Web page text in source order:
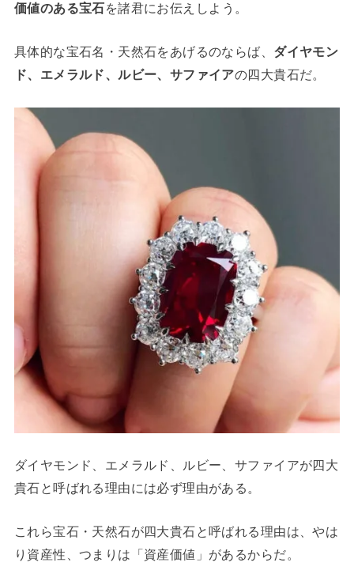
価値のある宝石を諸君にお伝えしよう。
具体的な宝石名・天然石をあげるのならば、 ダイヤモン
ド、エメラルド、ルビー、サファイアの四大貴石だ。
ダイヤモンド、エメラルド、ルビー、サファイアが四大
貴石と呼ばれる理由には必ず理由がある。
これら宝石・天然石が四大貴石と呼ばれる理由は、やは
り資産性、つまりは「資産価値」があるからだ。